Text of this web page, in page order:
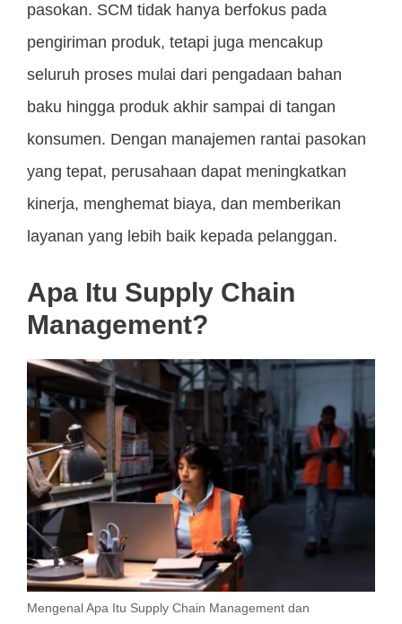
pasokan. SCM tidak hanya berfokus pada
pengiriman produk, tetapi juga mencakup
seluruh proses mulai dari pengadaan bahan
baku hingga produk akhir sampai di tangan
konsumen. Dengan manajemen rantai pasokan
yang tepat, perusahaan dapat meningkatkan
kinerja, menghemat biaya, dan memberikan
layanan yang lebih baik kepada pelanggan.
Apa Itu Supply Chain
Management?
Mengenal Apa Itu Supply Chain Management dan